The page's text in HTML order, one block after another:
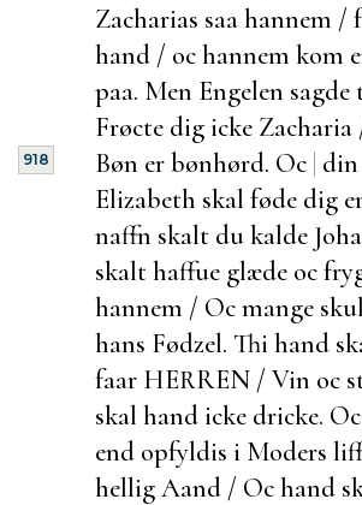
Zacharias saa hannem /
hand / oc hannem kom
paa. Men Engelen
Frøcte dig icke
Bøn er bønhørd. Oc |
918
Elizabeth skal føde dig
naffn skalt du kalde
skalt haffue glæde oc
hannem / Oc mange
hans Fødzel. Thi hand
faar HERREN / Vin oc
skal hand icke dricke.
end opfyldis i Moders
hellig Aand / Oc hand